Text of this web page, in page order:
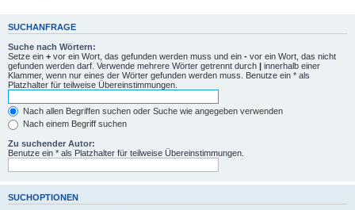
SUCHANFRAGE
Suche nach Wörtern:
Setze ein + vor ein Wort, das gefunden werden muss und ein - vor ein Wort, das nicht
gefunden werden darf. Verwende mehrere Wörter getrennt durch | innerhalb einer
Klammer, wenn nur eines der Wörter gefunden werden muss. Benutze ein * als
Platzhalter für teilweise Übereinstimmungen.
Nach allen Begriffen suchen oder Suche wie angegeben verwenden
Nach einem Begriff suchen
Zu suchender Autor:
Benutze ein * als Platzhalter für teilweise Übereinstimmungen.
SUCHOPTIONEN